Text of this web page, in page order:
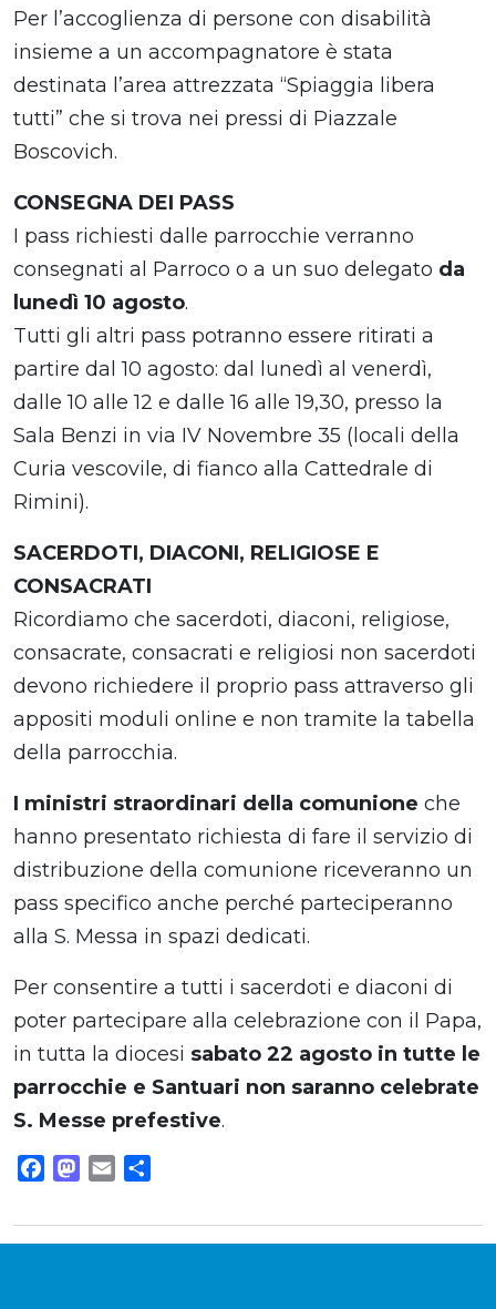
Per l’accoglienza di persone con disabilità
insieme a un accompagnatore è stata
destinata l’area attrezzata “Spiaggia libera
tutti” che si trova nei pressi di Piazzale
Boscovich.
CONSEGNA DEI PASS
I pass richiesti dalle parrocchie verranno
consegnati al Parroco o a un suo delegato da
lunedì 10 agosto.
Tutti gli altri pass potranno essere ritirati a
partire dal 10 agosto: dal lunedì al venerdì,
dalle 10 alle 12 e dalle 16 alle 19,30, presso la
Sala Benzi in via IV Novembre 35 (locali della
Curia vescovile, di fianco alla Cattedrale di
Rimini).
SACERDOTI, DIACONI, RELIGIOSE E
CONSACRATI
Ricordiamo che sacerdoti, diaconi, religiose,
consacrate, consacrati e religiosi non sacerdoti
devono richiedere il proprio pass attraverso gli
appositi moduli online e non tramite la tabella
della parrocchia.
I ministri straordinari della comunione che
hanno presentato richiesta di fare il servizio di
distribuzione della comunione riceveranno un
pass specifico anche perché parteciperanno
alla S. Messa in spazi dedicati.
Per consentire a tutti i sacerdoti e diaconi di
poter partecipare alla celebrazione con il Papa,
in tutta la diocesi sabato 22 agosto in tutte le
parrocchie e Santuari non saranno celebrate
S. Messe prefestive.
Facebook
Mastodon
Email